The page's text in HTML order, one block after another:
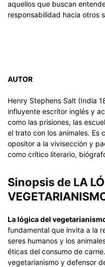
aquellos que buscan
responsabilidad hacia otros
AUTOR
Henry Stephens Salt (India
influyente escritor inglés y
como las prisiones, las
el trato con los animales. Es
opositor a la vivisección y
como crítico literario,
Sinopsis de LA
La lógica del
fundamental que invita a la
seres humanos y los
éticas del consumo de
vegetarianismo y defensor